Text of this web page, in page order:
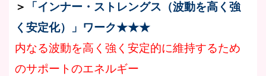
＞
「インナー・ストレングス（波動を高く強
く安定化）」ワーク★★★
内なる波動を高く強く安定的に維持するため
のサポートのエネルギー